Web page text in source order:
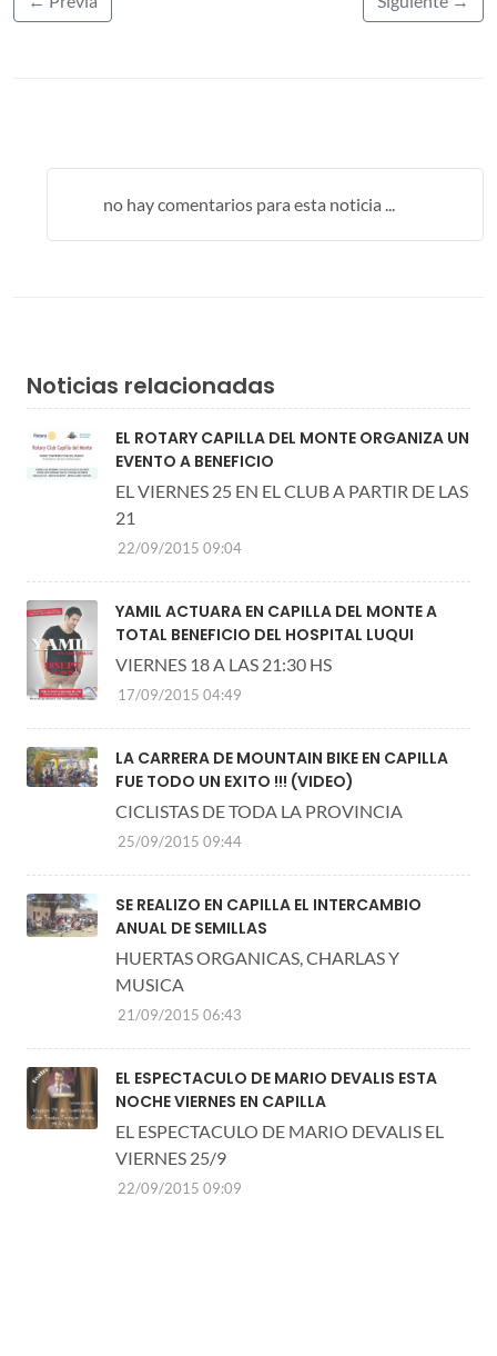
no hay comentarios para esta noticia ...
Noticias relacionadas
EL ROTARY CAPILLA DEL MONTE ORGANIZA UN
EVENTO A BENEFICIO
EL VIERNES 25 EN EL CLUB A PARTIR DE LAS
21
22/09/2015 09:04
YAMIL ACTUARA EN CAPILLA DEL MONTE A
TOTAL BENEFICIO DEL HOSPITAL LUQUI
VIERNES 18 A LAS 21:30 HS
17/09/2015 04:49
LA CARRERA DE MOUNTAIN BIKE EN CAPILLA
FUE TODO UN EXITO !!! (VIDEO)
CICLISTAS DE TODA LA PROVINCIA
25/09/2015 09:44
SE REALIZO EN CAPILLA EL INTERCAMBIO
ANUAL DE SEMILLAS
HUERTAS ORGANICAS, CHARLAS Y
MUSICA
21/09/2015 06:43
EL ESPECTACULO DE MARIO DEVALIS ESTA
NOCHE VIERNES EN CAPILLA
EL ESPECTACULO DE MARIO DEVALIS EL
VIERNES 25/9
22/09/2015 09:09